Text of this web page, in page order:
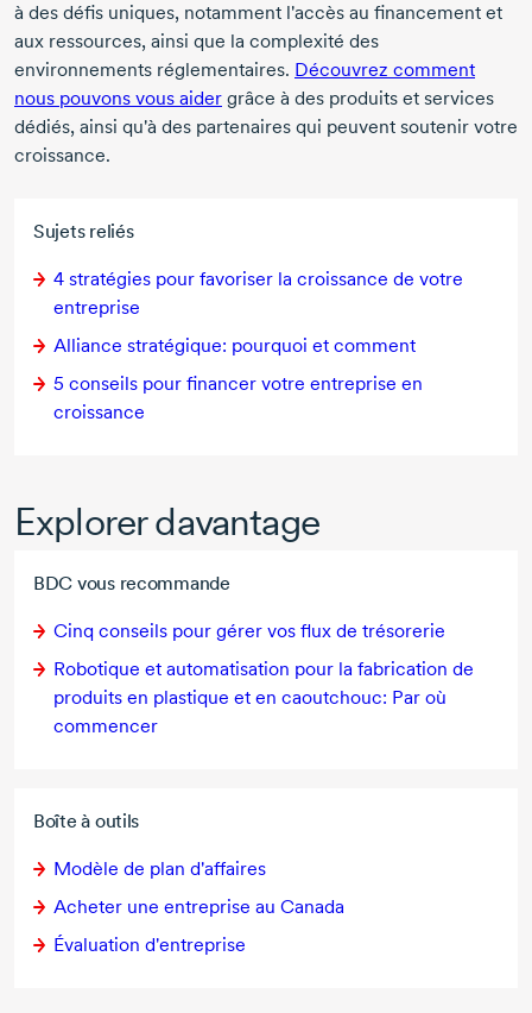
Sujets reliés
4 stratégies pour favoriser la croissance de votre
entreprise
Alliance stratégique: pourquoi et comment
5 conseils pour financer votre entreprise en
croissance
à des défis uniques, notamment l'accès au financement et
aux ressources, ainsi que la complexité des
environnements réglementaires. Découvrez comment
nous pouvons vous aider grâce à des produits et services
dédiés, ainsi qu'à des partenaires qui peuvent soutenir votre
croissance.
Explorer davantage
BDC vous recommande
Cinq conseils pour gérer vos flux de trésorerie
Robotique et automatisation pour la fabrication de
produits en plastique et en caoutchouc: Par où
commencer
Boîte à outils
Modèle de plan d'affaires
Acheter une entreprise au Canada
Évaluation d'entreprise